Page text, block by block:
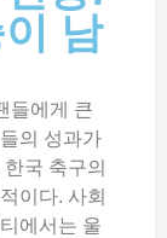
남
들에게 큰
의 성과가
국 축구의
이다. 사회
에서는 울